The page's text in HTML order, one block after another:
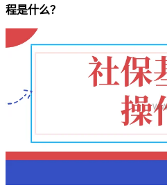
程是什么？